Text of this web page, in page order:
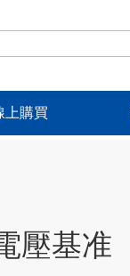
上購買
壓基准